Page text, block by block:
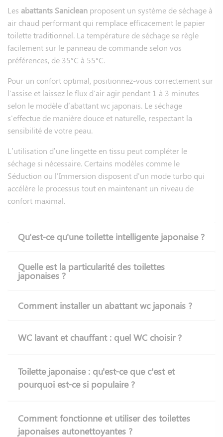
latéral fixe permet d'ajuster la température de l'eau et la
puissance du jet selon vos préférences. Des fonctionnalités
avancées comme le mode massage ou le système de
désodorisation automatique transforment chaque utilisation
en moment de bien-être.
Le design épuré des abattants Saniclean s'harmonise
parfaitement avec votre salle de bains, tandis que leur
revêtement antibactérien assure une hygiène irréprochable.
Quel est le prix moyen d'un
abattant WC japonais ?
Lesabattants WC japonaisSaniclean s'adaptent à tous les
budgets avec des tarifs allant de 85 € pour le modèle
SANIONE V2 sans électricité à 1 078,30 € pour la version
EVIDENCE aux fonctionnalités haut de gamme.
qualité-prix, est proposé à 299,30 €. Pour une expérience
fonctionnalités avancées comme une fonction à jet intensif
pour vous aider à aller à la selle en période de constipation
Lesversions électriques incluent des options
présence ou encore la télécommande tactile, justifiant un
Pourquoi opter pour des
douchette intégrée ?
Les abattants Saniclean proposent un système de séchage à
air chaud performant qui remplace efficacement le papier
toilette traditionnel. La température de séchage se règle
facilement sur le panneau de commande selon vos
préférences, de 35°C à 55°C.
Pour un confort optimal, positionnez-vous correctement sur
l'assise et laissez le flux d'air agir pendant 1 à 3 minutes
selon le modèle d’abattant wc japonais. Le séchage
s'effectue de manière douce et naturelle, respectant la
sensibilité de votre peau.
L’utilisation d’une lingette en tissu peut compléter le
séchage si nécessaire. Certains modèles comme le
Séduction ou l'Immersion disposent d'un mode turbo qui
accélère le processus tout en maintenant un niveau de
confort maximal.
Qu'est-ce qu'une toilette intelligente japonaise ?
Quelle est la particularité des toilettes
japonaises ?
Comment installer un abattant wc japonais ?
WC lavant et chauffant : quel WC choisir ?
Toilette japonaise : qu'est-ce que c'est et
pourquoi est-ce si populaire ?
Comment fonctionne et utiliser des toilettes
japonaises autonettoyantes ?